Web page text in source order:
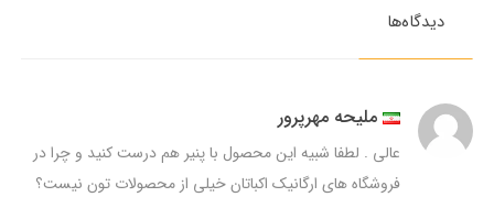
دیدگاه‌ها
ملیحه مهرپرور
عالی . لطفا شبیه این محصول با پنیر هم درست کنید و چرا در
فروشگاه های ارگانیک اکباتان خیلی از محصولات تون نیست؟